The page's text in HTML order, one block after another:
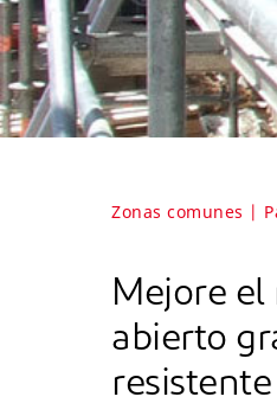
Zonas comunes |
Mejore
abierto
resistente